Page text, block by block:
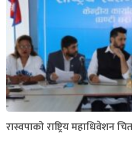
रास्वपाको राष्ट्रिय महाधिवेशन